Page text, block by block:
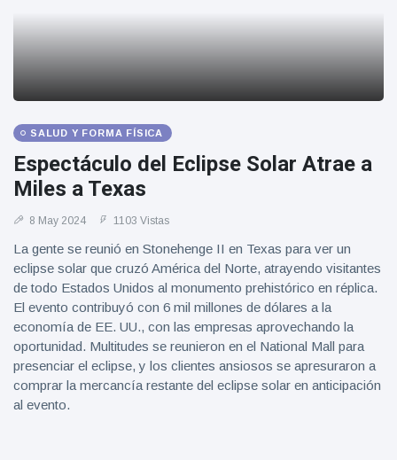
octubre!
99.
Geburtstag
und tanzt
zu
Mariachi-
Band
8 May
1133
Vistas
SALUD Y FORMA FÍSICA
Espectáculo del Eclipse Solar Atrae a
Miles a Texas
8 May 2024 1103 Vistas
La gente se reunió en Stonehenge II en Texas para ver un
eclipse solar que cruzó América del Norte, atrayendo visitantes
de todo Estados Unidos al monumento prehistórico en réplica.
El evento contribuyó con 6 mil millones de dólares a la
economía de EE. UU., con las empresas aprovechando la
oportunidad. Multitudes se reunieron en el National Mall para
presenciar el eclipse, y los clientes ansiosos se apresuraron a
comprar la mercancía restante del eclipse solar en anticipación
al evento.